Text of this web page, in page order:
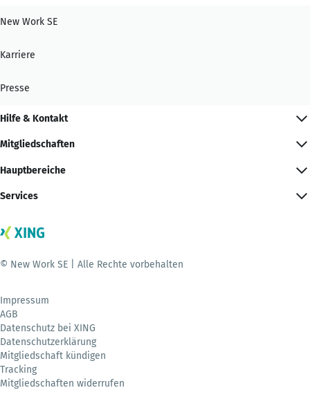
New Work SE
Karriere
Presse
Hilfe & Kontakt
Mitgliedschaften
Hauptbereiche
Services
© New Work SE | Alle Rechte vorbehalten
Impressum
AGB
Datenschutz bei XING
Datenschutzerklärung
Mitgliedschaft kündigen
Tracking
Mitgliedschaften widerrufen